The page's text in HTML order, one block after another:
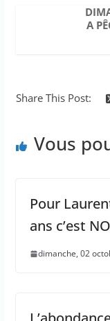
A
Share This Post:
Vous
Pour
ans c’est
dimanche, 02